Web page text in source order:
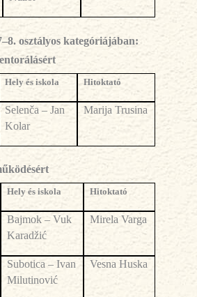
osztályos kategóriájában:
Hely és iskola Hitoktató
Selenča – Jan
Kolar
Marija Trusina
Hely és iskola Hitoktató
Bajmok – Vuk
Karadžić
Mirela Varga
Subotica – Ivan
Milutinović
Vesna Huska